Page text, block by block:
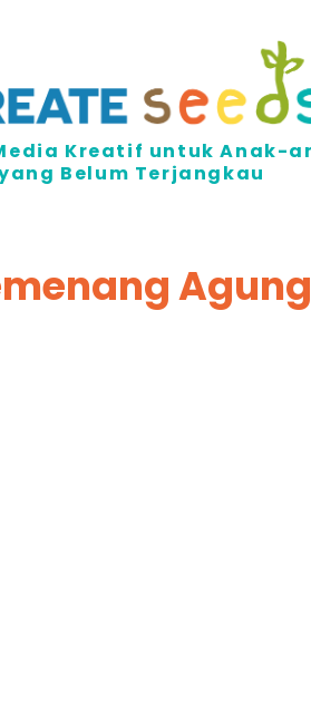
Kreatif untuk Anak-
Belum Terjangkau
Agung